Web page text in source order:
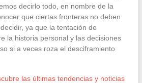
decirlo todo, en nombre de la
que ciertas fronteras no deben
ya que la tentación de
la historia personal y las decisiones
si a veces roza el desciframiento
las últimas tendencias y noticias